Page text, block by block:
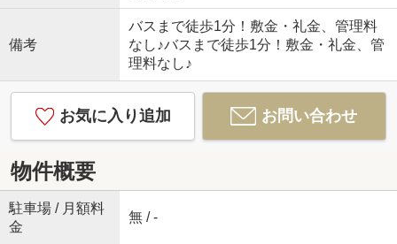
備考
バスまで徒歩1分！敷金・礼金、管理料
なし♪バスまで徒歩1分！敷金・礼金、管
理料なし♪
お気に入り追加 お問い合わせ
物件概要
駐車場 / 月額料
金
無 / -